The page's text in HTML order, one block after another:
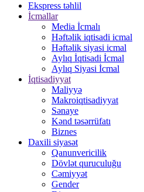
Ekspress təhlil
İcmallar
Media İcmalı
Həftəlik iqtisadi icmal
Həftəlik siyasi icmal
Aylıq İqtisadi İcmal
Aylıq Siyasi İcmal
İqtisadiyyat
Maliyyə
Makroiqtisadiyyat
Sənaye
Kənd təsərrüfatı
Biznes
Daxili siyasət
Qanunvericilik
Dövlət quruculuğu
Cəmiyyət
Gender